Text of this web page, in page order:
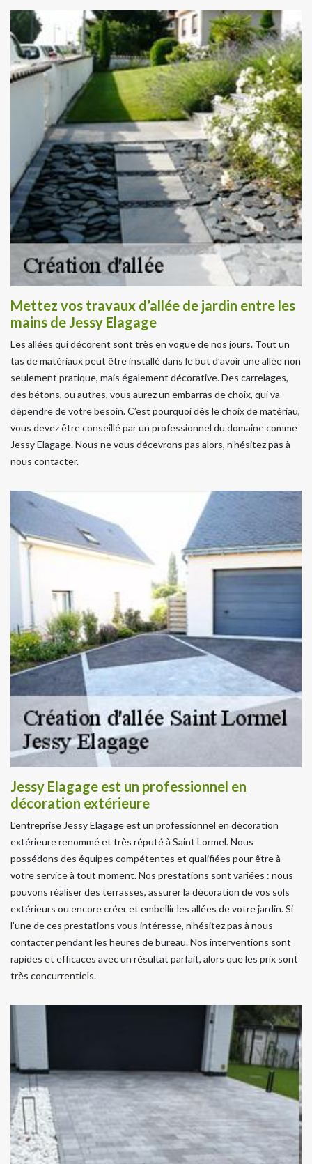
Mettez vos travaux d’allée de jardin entre les
mains de Jessy Elagage
Les allées qui décorent sont très en vogue de nos jours. Tout un
tas de matériaux peut être installé dans le but d’avoir une allée non
seulement pratique, mais également décorative. Des carrelages,
des bétons, ou autres, vous aurez un embarras de choix, qui va
dépendre de votre besoin. C’est pourquoi dès le choix de matériau,
vous devez être conseillé par un professionnel du domaine comme
Jessy Elagage. Nous ne vous décevrons pas alors, n’hésitez pas à
nous contacter.
Jessy Elagage est un professionnel en
décoration extérieure
L’entreprise Jessy Elagage est un professionnel en décoration
extérieure renommé et très réputé à Saint Lormel. Nous
possédons des équipes compétentes et qualifiées pour être à
votre service à tout moment. Nos prestations sont variées : nous
pouvons réaliser des terrasses, assurer la décoration de vos sols
extérieurs ou encore créer et embellir les allées de votre jardin. Si
l’une de ces prestations vous intéresse, n’hésitez pas à nous
contacter pendant les heures de bureau. Nos interventions sont
rapides et efficaces avec un résultat parfait, alors que les prix sont
très concurrentiels.